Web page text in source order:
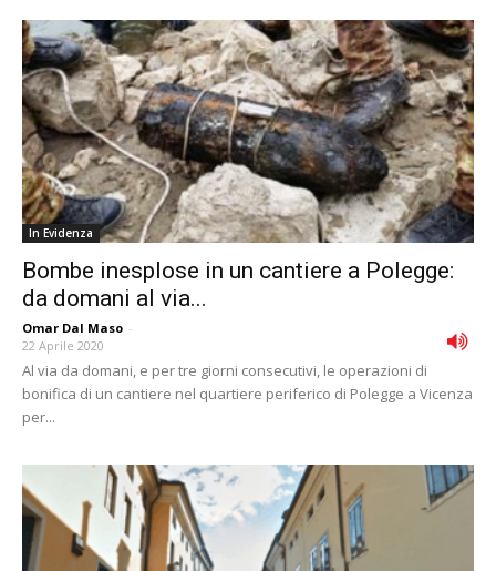
In Evidenza
Bombe inesplose in un cantiere a Polegge:
da domani al via...
Omar Dal Maso -
22 Aprile 2020
Al via da domani, e per tre giorni consecutivi, le operazioni di
bonifica di un cantiere nel quartiere periferico di Polegge a Vicenza
per...